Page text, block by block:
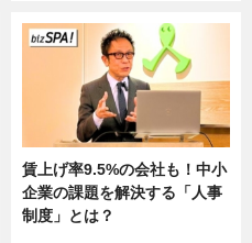
賃上げ率9.5%の会社も！中小
企業の課題を解決する「人事
制度」とは？